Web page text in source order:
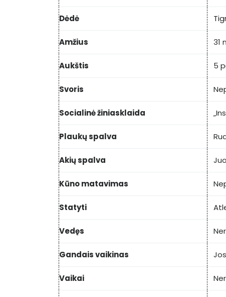
Dėdė
Amžius 31
Aukštis 5
Svoris
Socialinė žiniasklaida
Plaukų spalva
Akių spalva
Kūno matavimas
Statyti
Vedęs
Gandais vaikinas
Vaikai